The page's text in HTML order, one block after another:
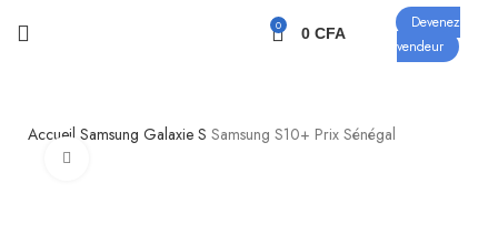
0 0 CFA
Devenez
vendeur
Accueil Samsung Galaxie S Samsung S10+ Prix Sénégal